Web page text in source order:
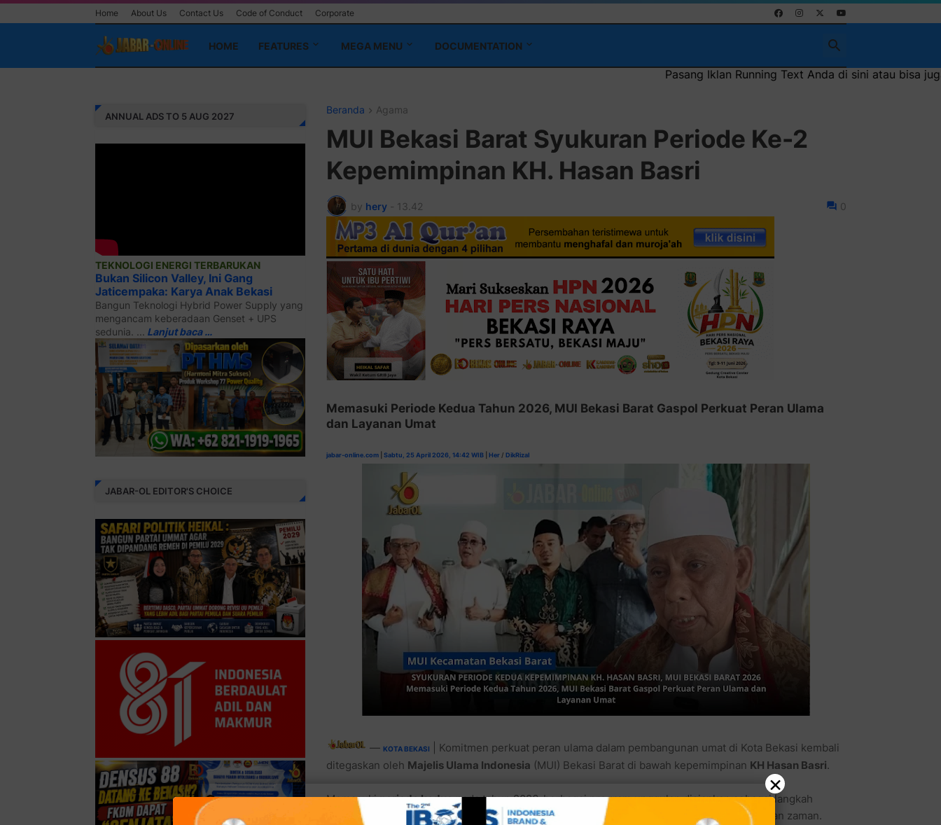
Home About Us Contact Us Code of Conduct Corporate
HOME FEATURES MEGA MENU DOCUMENTATION
Pasang Iklan Running Text Anda di sini atau bisa juga
Beranda Agama
MUI Bekasi Barat Syukuran Periode Ke-2
Kepemimpinan KH. Hasan Basri
by hery - 13.42 0
Memasuki Periode Kedua Tahun 2026, MUI Bekasi Barat Gaspol Perkuat Peran Ulama
dan Layanan Umat
jabar-online.com| Sabtu, 25 April 2026, 14:42 WIB Her/ DikRizal
— KOTA BEKASI
| Komitmen perkuat peran ulama dalam pembangunan umat di Kota Bekasi kembali
ditegaskan oleh Majelis Ulama Indonesia (MUI) Bekasi Barat di bawah kepemimpinan KH Hasan Basri.
Memasukiperiode keduapada tahun 2026, berbagai program unggulan disiapkan sebagai langkah
konkret dalam membangun umat yang religius, berdaya, dan adaptif terhadap perkembangan zaman.
ANNUAL ADS TO 5 AUG 2027
TEKNOLOGI ENERGI TERBARUKAN
Bukan Silicon Valley, Ini Gang
Jaticempaka: Karya Anak Bekasi
Bangun Teknologi Hybrid Power Supply yang
mengancam keberadaan Genset + UPS
sedunia. ...
Lanjut baca …
JABAR-OL EDITOR'S CHOICE
×